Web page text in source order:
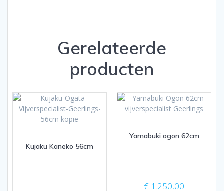
Gerelateerde
producten
Kujaku Kaneko 56cm
Yamabuki ogon 62cm
€ 1.250,00